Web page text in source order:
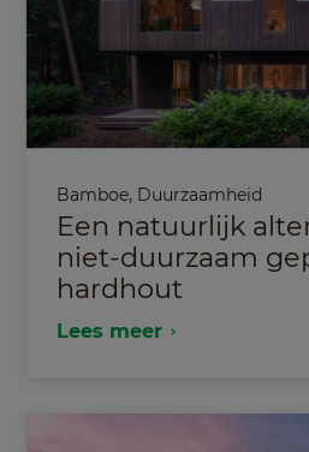
Bamboe, Duurzaamheid
Een natuurlijk
niet-duurzaam
hardhout
Lees meer